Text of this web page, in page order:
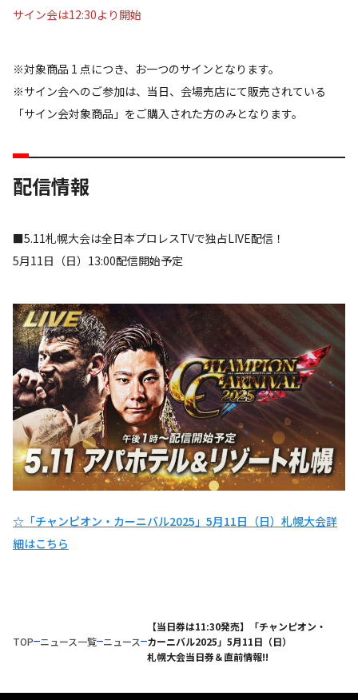
サイン会は12:30より開始
※対象商品 1 点につき、お一つのサインとなります。
※サイン会へのご参加は、当日、会場売店にて販売されている
「サイン会対象商品」をご購入された方のみとなります。
配信情報
■5.11札幌大会は全日本プロレスTVで独占LIVE配信！
5月11日（日）13:00配信開始予定
☆「チャンピオン・カーニバル2025」5月11日（日）札幌大会詳
細はこちら
TOP ニュース一覧 ニュース
【当日券は11:30発売】「チャンピオン・
カーニバル2025」5月11日（日）
札幌大会当日券＆直前情報!!